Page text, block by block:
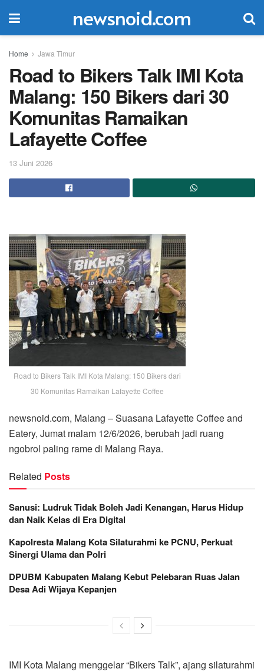
newsnoid.com
Home Jawa Timur
Road to Bikers Talk IMI Kota
Malang: 150 Bikers dari 30
Komunitas Ramaikan
Lafayette Coffee
13 Juni 2026
Road to Bikers Talk IMI Kota Malang: 150 Bikers dari
30 Komunitas Ramaikan Lafayette Coffee
newsnoid.com, Malang – Suasana Lafayette Coffee and
Eatery, Jumat malam 12/6/2026, berubah jadi ruang
ngobrol paling rame di Malang Raya.
Related Posts
Sanusi: Ludruk Tidak Boleh Jadi Kenangan, Harus Hidup
dan Naik Kelas di Era Digital
Kapolresta Malang Kota Silaturahmi ke PCNU, Perkuat
Sinergi Ulama dan Polri
DPUBM Kabupaten Malang Kebut Pelebaran Ruas Jalan
Desa Adi Wijaya Kepanjen
IMI Kota Malang menggelar “Bikers Talk”, ajang silaturahmi